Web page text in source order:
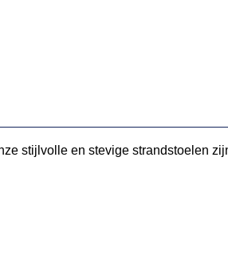
stijlvolle en stevige strandstoelen